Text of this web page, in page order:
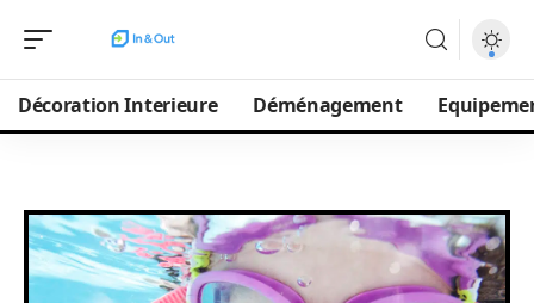
Décoration Interieure Déménagement